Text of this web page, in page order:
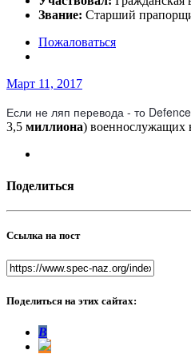
Звание: Старший
Пожаловаться
Март 11, 2017
Если не ляп перевода - то
3,5 миллиона) военнослужащих
Поделиться
Ссылка на пост
Поделиться на этих сайтах:
В